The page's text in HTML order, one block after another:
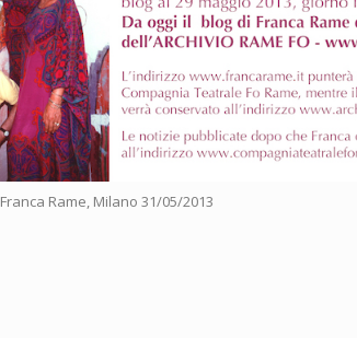
Rame, Milano 31/05/2013